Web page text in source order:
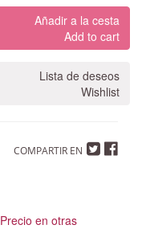
Añadir a la cesta
Add to cart
Lista de deseos
Wishlist
COMPARTIR EN
Precio en otras